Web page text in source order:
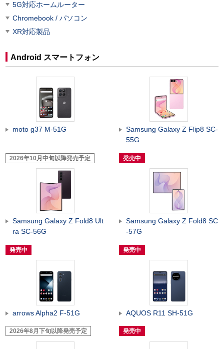
5G対応ホームルーター
Chromebook / パソコン
XR対応製品
Android スマートフォン
moto g37 M-51G
2026年10月中旬以降発売予定
Samsung Galaxy Z Flip8 SC-
55G
発売中
Samsung Galaxy Z Fold8 Ult
ra SC-56G
発売中
Samsung Galaxy Z Fold8 SC
-57G
発売中
arrows Alpha2 F-51G
2026年8月下旬以降発売予定
AQUOS R11 SH-51G
発売中